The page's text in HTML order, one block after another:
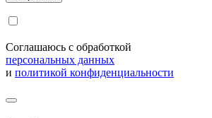
Соглашаюсь с обработкой
персональных данных
и политикой конфиденциальности